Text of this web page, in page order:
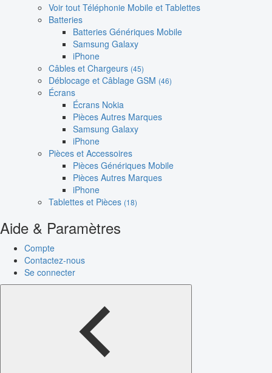
Voir tout Téléphonie Mobile et Tablettes
Batteries
Batteries Génériques Mobile
Samsung Galaxy
iPhone
Câbles et Chargeurs (45)
Déblocage et Câblage GSM (46)
Écrans
Écrans Nokia
Pièces Autres Marques
Samsung Galaxy
iPhone
Pièces et Accessoires
Pièces Génériques Mobile
Pièces Autres Marques
iPhone
Tablettes et Pièces (18)
Aide & Paramètres
Compte
Contactez-nous
Se connecter